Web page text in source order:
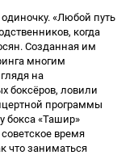
«Любой путь
когда
Созданная им
многим
на
боксёров, ловили
программы
бокса «Ташир»
время
что заниматься